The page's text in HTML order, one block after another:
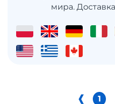
мира.
1